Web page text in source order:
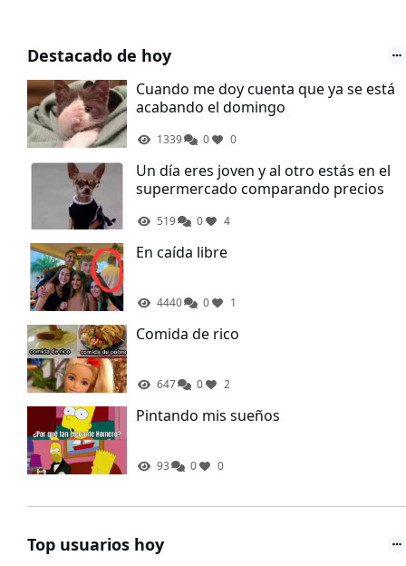
Destacado de hoy
Cuando me doy cuenta que ya se está
acabando el domingo
1339 0 0
Un día eres joven y al otro estás en el
supermercado comparando precios
519 0 4
En caída libre
4440 0 1
Comida de rico
647 0 2
Pintando mis sueños
93 0 0
Top usuarios hoy